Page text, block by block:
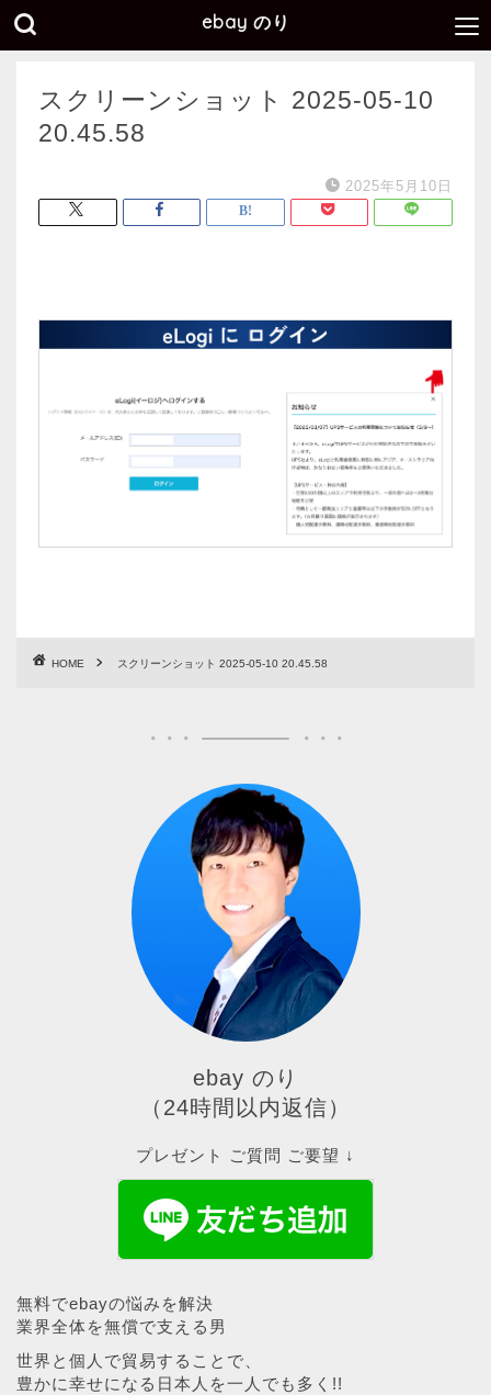
ebay のり
スクリーンショット 2025-05-10
20.45.58
2025年5月10日
HOME スクリーンショット 2025-05-10 20.45.58
ebay のり
（24時間以内返信）
プレゼント ご質問 ご要望 ↓
無料でebayの悩みを解決
業界全体を無償で支える男
世界と個人で貿易することで、
豊かに幸せになる日本人を一人でも多く!!